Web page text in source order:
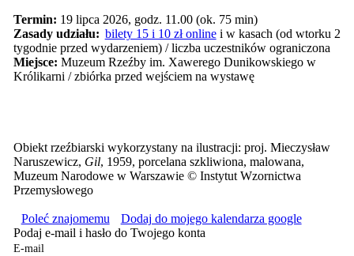
Termin: 19 lipca 2026, godz. 11.00 (ok. 75 min)
Zasady udziału: bilety 15 i 10 zł onlinei w kasach (od wtorku 2
tygodnie przed wydarzeniem) / liczba uczestników ograniczona
Miejsce: Muzeum Rzeźby im. Xawerego Dunikowskiego w
Królikarni / zbiórka przed wejściem na wystawę
Obiekt rzeźbiarski wykorzystany na ilustracji: proj. Mieczysław
Naruszewicz, Gil, 1959, porcelana szkliwiona, malowana,
Muzeum Narodowe w Warszawie © Instytut Wzornictwa
Przemysłowego
Poleć znajomemu
Dodaj do mojego kalendarza google
Podaj e-mail i hasło do Twojego konta
E-mail